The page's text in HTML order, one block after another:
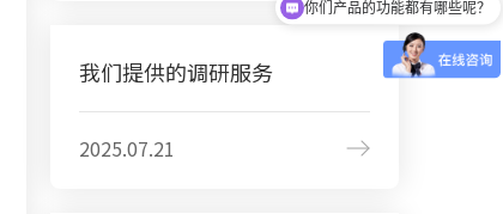
我们提供的调研服务
2025.07.21
你们产品的功能都有哪些呢？